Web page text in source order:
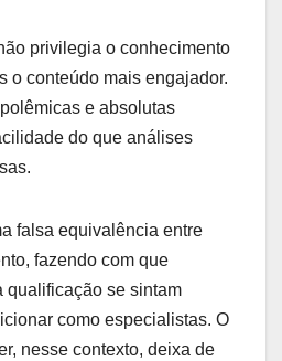
privilegia o conhecimento
o conteúdo mais engajador.
e absolutas
do que análises
falsa equivalência entre
fazendo com que
qualificação se sintam
como especialistas. O
nesse contexto, deixa de